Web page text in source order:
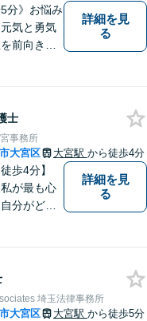
5分》お悩み
気と勇気
前向きに
詳細を見
る
士
事務所
大宮区 大宮駅 から徒歩4分
歩4分】
私が最も心
分がどん
最もいい
いです。
ていきま
詳細を見
る
埼玉法律事務所
大宮区 大宮駅 から徒歩5分